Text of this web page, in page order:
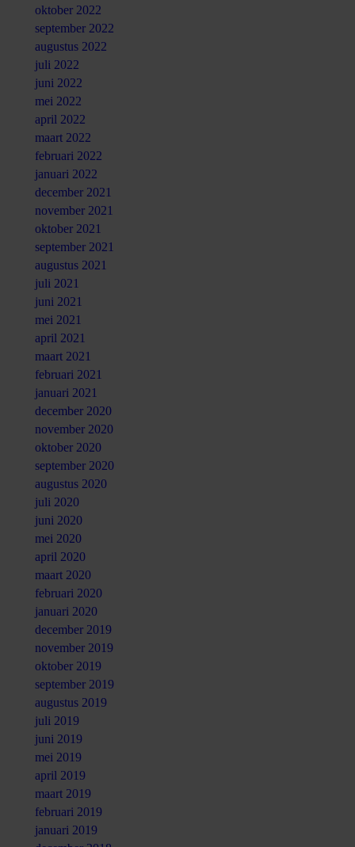
oktober 2022
september 2022
augustus 2022
juli 2022
juni 2022
mei 2022
april 2022
maart 2022
februari 2022
januari 2022
december 2021
november 2021
oktober 2021
september 2021
augustus 2021
juli 2021
juni 2021
mei 2021
april 2021
maart 2021
februari 2021
januari 2021
december 2020
november 2020
oktober 2020
september 2020
augustus 2020
juli 2020
juni 2020
mei 2020
april 2020
maart 2020
februari 2020
januari 2020
december 2019
november 2019
oktober 2019
september 2019
augustus 2019
juli 2019
juni 2019
mei 2019
april 2019
maart 2019
februari 2019
januari 2019